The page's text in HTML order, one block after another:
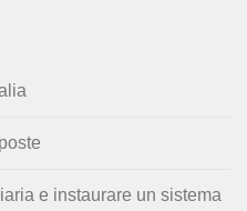
e instaurare un sistema